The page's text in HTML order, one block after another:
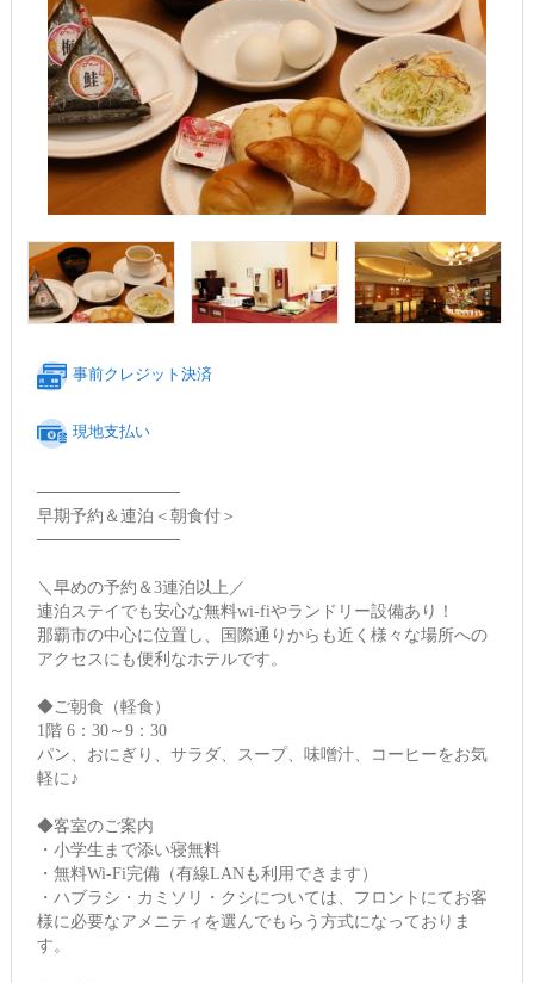
事前クレジット決済
現地支払い
────────────
早期予約＆連泊＜朝食付＞
────────────
＼早めの予約＆3連泊以上／
連泊ステイでも安心な無料wi-fiやランドリー設備あり！
那覇市の中心に位置し、国際通りからも近く様々な場所への
アクセスにも便利なホテルです。
◆ご朝食（軽食）
1階 6：30～9：30
パン、おにぎり、サラダ、スープ、味噌汁、コーヒーをお気
軽に♪
◆客室のご案内
・小学生まで添い寝無料
・無料Wi-Fi完備（有線LANも利用できます）
・ハブラシ・カミソリ・クシについては、フロントにてお客
様に必要なアメニティを選んでもらう方式になっておりま
す。